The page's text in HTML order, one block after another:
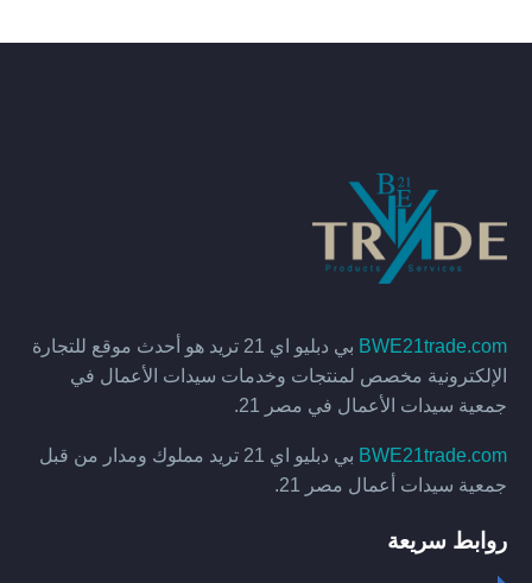
BWE21trade.com
بي دبليو اي 21 تريد هو أحدث موقع للتجارة
الإلكترونية مخصص لمنتجات وخدمات سيدات الأعمال في
جمعية سيدات الأعمال في مصر 21.
BWE21trade.com
بي دبليو اي 21 تريد مملوك ومدار من قبل
جمعية سيدات أعمال مصر 21.
روابط سريعة